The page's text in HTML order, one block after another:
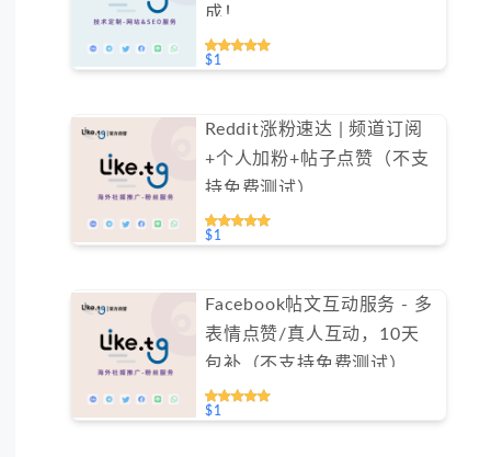
成！
$1
Reddit涨粉速达 | 频道订阅
+个人加粉+帖子点赞（不支
持免费测试）
$1
Facebook帖文互动服务 - 多
表情点赞/真人互动，10天
包补（不支持免费测试）
$1